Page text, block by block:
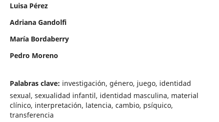
Luisa Pérez
Adriana Gandolfi
María Bordaberry
Pedro Moreno
Palabras clave: investigación, género, juego, identidad
sexual, sexualidad infantil, identidad masculina, material
clínico, interpretación, latencia, cambio, psíquico,
transferencia